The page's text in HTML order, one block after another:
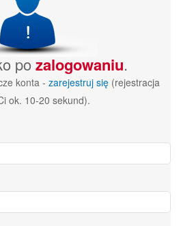
pozalogowaniu.
konta - zarejestruj się(rejestracja
ok. 10-20 sekund).